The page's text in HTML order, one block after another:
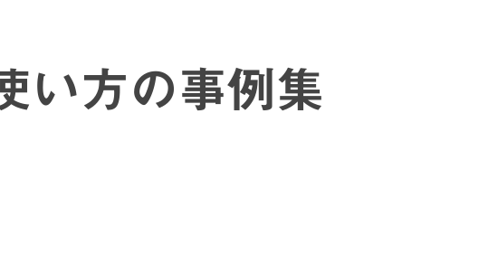
い方の事例集